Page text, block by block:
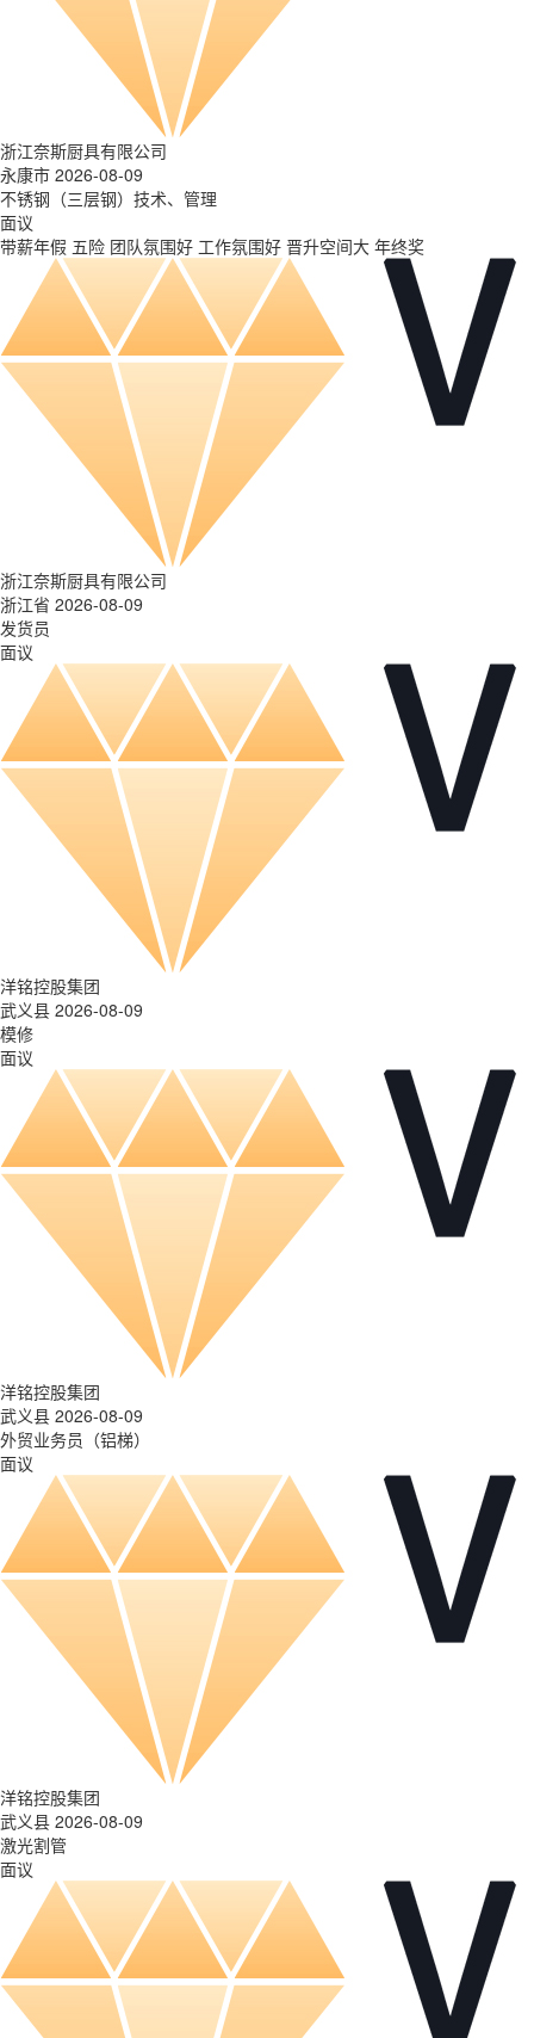
浙江奈斯厨具有限公司
永康市 2026-08-09
不锈钢（三层钢）技术、管理
面议
带薪年假 五险 团队氛围好 工作氛围好 晋升空间大 年终奖
浙江奈斯厨具有限公司
浙江省 2026-08-09
发货员
面议
洋铭控股集团
武义县 2026-08-09
模修
面议
洋铭控股集团
武义县 2026-08-09
外贸业务员（铝梯）
面议
洋铭控股集团
武义县 2026-08-09
激光割管
面议